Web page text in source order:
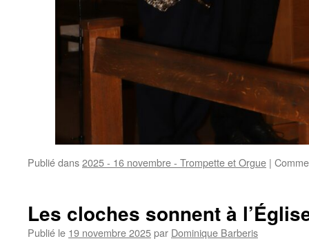
Publié dans2025 - 16 novembre - Trompette et Orgue |
Les cloches sonnent à
Publié le 19 novembre 2025par Dominique Barberis